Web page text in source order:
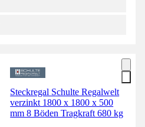
Steckregal Schulte Regalwelt
verzinkt 1800 x 1800 x 500
mm 8 Böden Tragkraft 680 kg